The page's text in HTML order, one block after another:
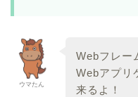
ウマたん
Webフレー
Webアプリ
来るよ！